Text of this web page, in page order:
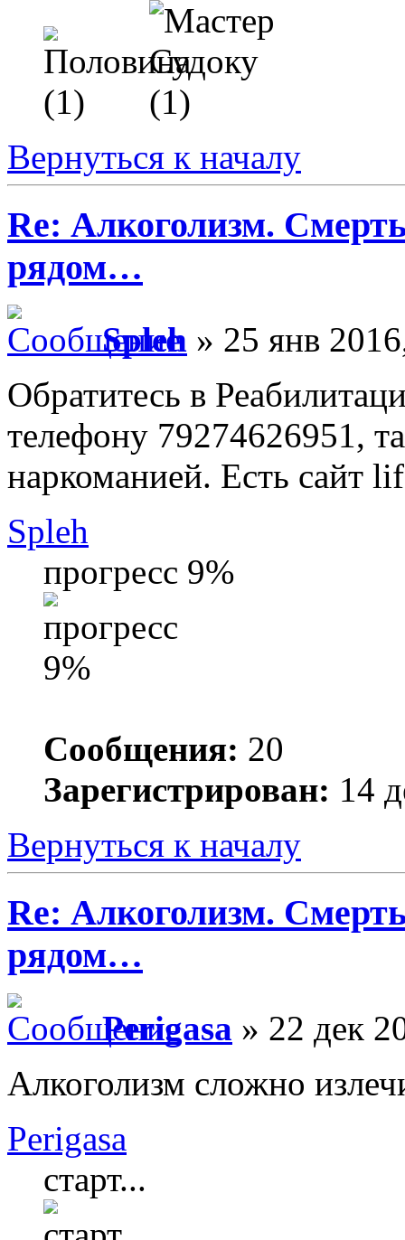
Вернуться к началу
Re: Алкоголизм.
рядом…
Spleh » 25 янв
Обратитесь в
телефону 79274626951,
наркоманией. Есть сайт
Spleh
прогресс 9%
Сообщения: 20
Зарегистрирован: 14
Вернуться к началу
Re: Алкоголизм.
рядом…
Perigasa » 22 дек
Алкоголизм сложно
Perigasa
старт...